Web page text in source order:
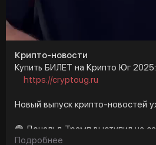
Крипто-новости
Купить БИЛЕТ на Крипто Юг 2025:
https://cryptoug.ru
Новый выпуск крипто-новостей
🟣 Дональд Трамп выступил на саммите по
криптовалютам
Подробнее